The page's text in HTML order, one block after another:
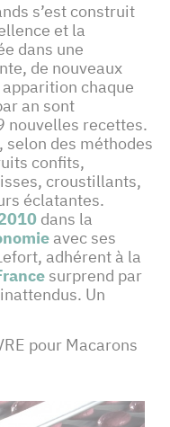
s’est construit
et la
dans une
de nouveaux
chaque
an sont
nouvelles recettes.
selon des méthodes
confits,
croustillants,
éclatantes.
dans la
avec ses
adhérent à la
surprend par
Un
pour Macarons